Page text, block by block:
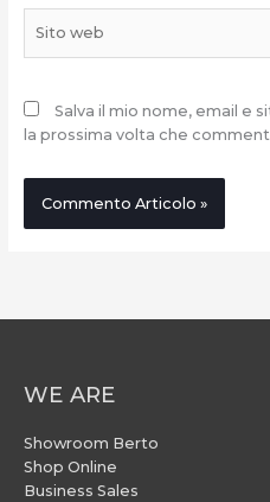
web
Salva il mio nome, email e
la prossima volta che
WE ARE
Showroom Berto
Shop Online
Business Sales